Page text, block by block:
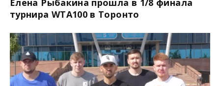
Елена Рыбакина прошла в 1/8 финала
турнира WTA100 в Торонто